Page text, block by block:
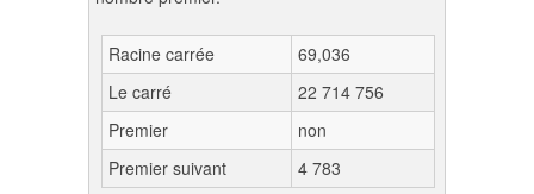
Racine carrée
69,036
Le carré
22 714 756
Premier
non
Premier suivant
4 783